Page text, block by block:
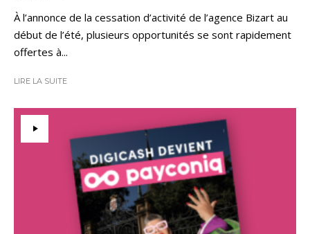
À l’annonce de la cessation d’activité de l’agence Bizart au
début de l’été, plusieurs opportunités se sont rapidement
offertes à...
LIRE LA SUITE